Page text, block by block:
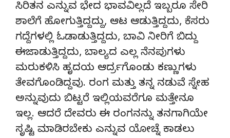
ಸಿರಿತನ ಎನ್ನುವ ಭೇದ ಭಾವವಿಲ್ಲದೆ ಇಬ್ಬರೂ ಸೇರಿ
ಶಾಲೆಗೆ ಹೋಗುತ್ತಿದ್ದದ್ದು, ಆಟ ಆಡುತ್ತಿದ್ದದು, ಕೆಸರು
ಗದ್ದೆಗಳಲ್ಲಿ ಓಡಾಡುತ್ತಿದ್ದದು, ಬಾವಿ ನೀರಿಗೆ ಬಿದ್ದು
ಈಜಾಡುತ್ತಿದ್ದದು, ಬಾಲ್ಯದ ಎಲ್ಲ ನೆನಪುಗಳು
ಮರುಕಳಿಸಿ ಹೃದಯ ಆರ್ದ್ರಗೊಂಡು ಕಣ್ಣುಗಳು
ತೇವಗೊಂಡಿದ್ದವು. ರಂಗ ಮತ್ತು ತನ್ನ ನಡುವೆ ಸ್ನೇಹ
ಅನ್ನುವುದು ಬಿಟ್ಟರೆ ಇಲ್ಲಿಯವರೆಗೂ ಮತ್ತೇನೂ
ಇಲ್ಲ. ಆದರೆ ದೇವರು ಈ ರಂಗನನ್ನು ತನಗಾಗಿಯೇ
ಸೃಷ್ಟಿ ಮಾಡಿರಬೇಕು ಎನ್ನುವ ಯೋಚ್ನೆ ಕಾಡಲು